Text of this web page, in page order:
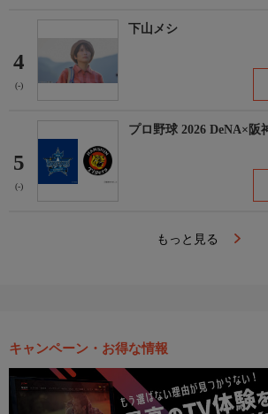
4
(-)
下山メシ
5
(-)
プロ野球 2026 DeNA×阪
もっと見る
キャンペーン・お得な情報